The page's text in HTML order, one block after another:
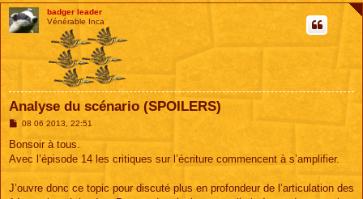
badger leader
Vénérable Inca
Analyse du scénario (SPOILERS)
M
s
a
08 06 2013, 22:51
Bonsoir à tous.
Avec l’épisode 14 les critiques sur l’écriture commencent à s’amplifier.
J’ouvre donc ce topic pour discuté plus en profondeur de l’articulation des